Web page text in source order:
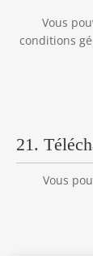
Vous
conditions
21.
Vous